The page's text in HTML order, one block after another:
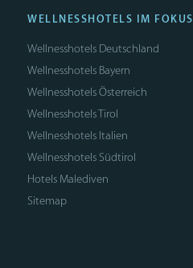
WELLNESSHOTELS IM FOKUS
Wellnesshotels Deutschland
Wellnesshotels Bayern
Wellnesshotels Österreich
Wellnesshotels Tirol
Wellnesshotels Italien
Wellnesshotels Südtirol
Hotels Malediven
Sitemap